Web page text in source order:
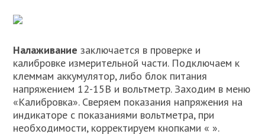
Налаживание заключается в проверке и
калибровке измерительной части. Подключаем к
клеммам аккумулятор, либо блок питания
напряжением 12-15В и вольтметр. Заходим в меню
«Калибровка». Сверяем показания напряжения на
индикаторе с показаниями вольтметра, при
необходимости, корректируем кнопками « ».